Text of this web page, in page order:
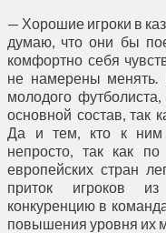
— Хорошие игроки в
думаю, что они бы
комфортно себя
не намерены менять.
молодого
основной состав, так
Да и тем, кто к ним
непросто, так как
европейских стран
приток игроков
конкуренцию в
повышения уровня их